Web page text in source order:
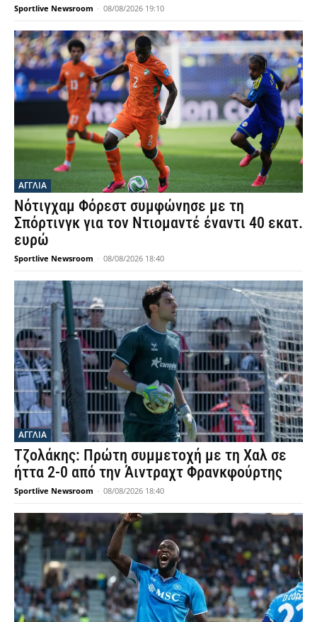
Sportlive Newsroom - 08/08/2026 19:10
ΑΓΓΛΙΑ
Νότιγχαμ Φόρεστ συμφώνησε με τη
Σπόρτινγκ για τον Ντιομαντέ έναντι 40 εκατ.
ευρώ
Sportlive Newsroom - 08/08/2026 18:40
ΑΓΓΛΙΑ
Τζολάκης: Πρώτη συμμετοχή με τη Χαλ σε
ήττα 2-0 από την Άιντραχτ Φρανκφούρτης
Sportlive Newsroom - 08/08/2026 18:40